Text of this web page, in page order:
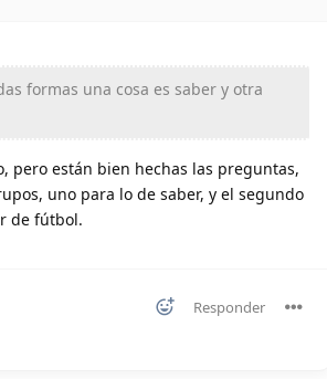
formas una cosa es saber y otra
pero están bien hechas las preguntas,
uno para lo de saber, y el segundo
de fútbol.
Responder